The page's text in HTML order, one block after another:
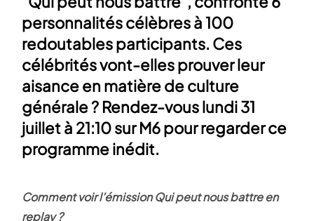
personnalités célèbres à 100
redoutables participants. Ces
célébrités vont-elles prouver leur
aisance en matière de culture
générale ? Rendez-vous lundi 31
juillet à 21:10 sur M6 pour regarder ce
programme inédit.
Comment voir l’émission Qui peut nous battre en
replay ?